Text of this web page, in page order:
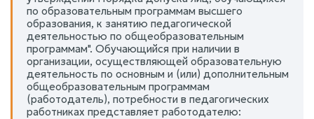
по образовательным программам высшего
образования, к занятию педагогической
деятельностью по общеобразовательным
программам". Обучающийся при наличии в
организации, осуществляющей образовательную
деятельность по основным и (или) дополнительным
общеобразовательным программам
(работодатель), потребности в педагогических
работниках представляет работодателю: